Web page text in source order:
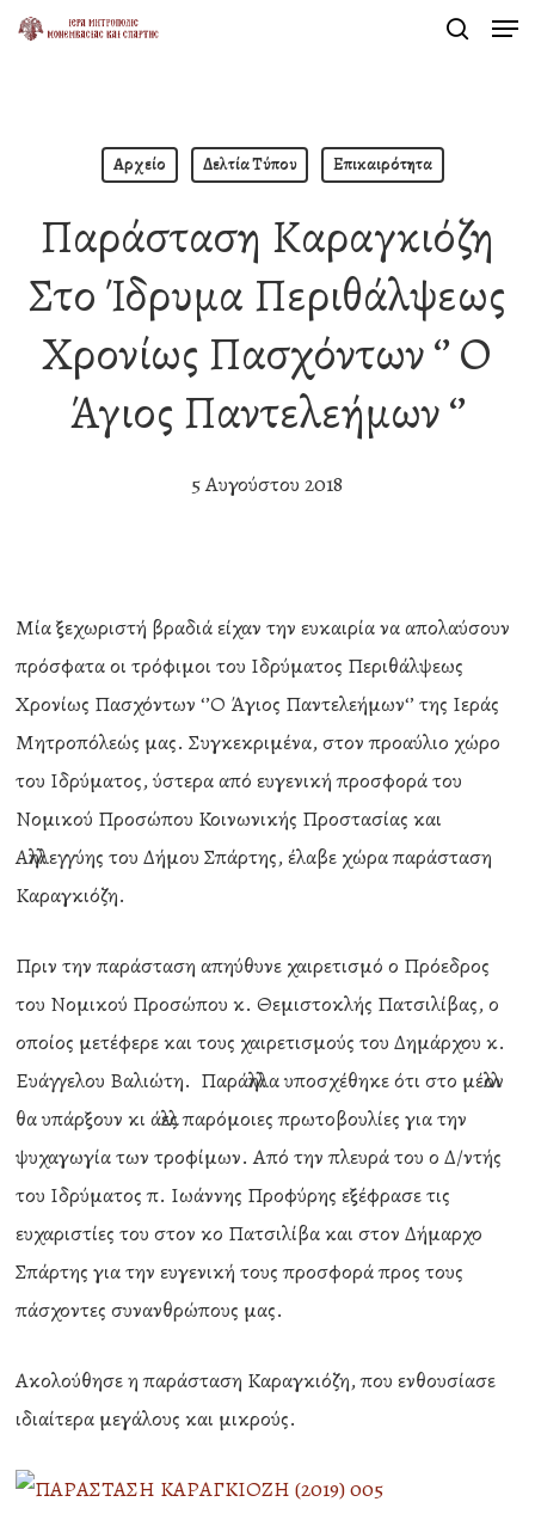
Skip
Αρχείο Δελτία Τύπου Επικαιρότητα
Παράσταση Καραγκιόζη
Στο Ίδρυμα Περιθάλψεως
Χρονίως Πασχόντων ‘’ Ο
Άγιος Παντελεήμων ‘’
5 Αυγούστου 2018
Μία ξεχωριστή βραδιά είχαν την ευκαιρία να απολαύσουν
πρόσφατα οι τρόφιμοι του Ιδρύματος Περιθάλψεως
Χρονίως Πασχόντων ‘’Ο Άγιος Παντελεήμων‘’ της Ιεράς
Μητροπόλεώς μας. Συγκεκριμένα, στον προαύλιο χώρο
του Ιδρύματος, ύστερα από ευγενική προσφορά του
Νομικού Προσώπου Κοινωνικής Προστασίας και
Αλληλεγγύης του Δήμου Σπάρτης, έλαβε χώρα παράσταση
Καραγκιόζη.
Πριν την παράσταση απηύθυνε χαιρετισμό ο Πρόεδρος
του Νομικού Προσώπου κ. Θεμιστοκλής Πατσιλίβας, ο
οποίος μετέφερε και τους χαιρετισμούς του Δημάρχου κ.
Ευάγγελου Βαλιώτη. Παράλληλα υποσχέθηκε ότι στο μέλλον
θα υπάρξουν κι άλλες παρόμοιες πρωτοβουλίες για την
ψυχαγωγία των τροφίμων. Από την πλευρά του ο Δ/ντής
του Ιδρύματος π. Ιωάννης Προφύρης εξέφρασε τις
ευχαριστίες του στον κο Πατσιλίβα και στον Δήμαρχο
Σπάρτης για την ευγενική τους προσφορά προς τους
πάσχοντες συνανθρώπους μας.
Ακολούθησε η παράσταση Καραγκιόζη, που ενθουσίασε
ιδιαίτερα μεγάλους και μικρούς.